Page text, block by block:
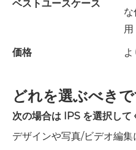
ベストユースケース
な
用
価格
どれを選ぶべき
次の場合は IPS を選択して
デザインや写真/ビデオ編集